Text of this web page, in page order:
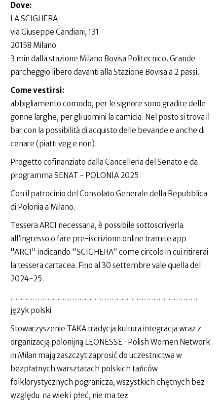
Dove:
LA SCIGHERA
via Giuseppe Candiani, 131
20158 Milano
3 min dalla stazione Milano Bovisa Politecnico. Grande
parcheggio libero davanti alla Stazione Bovisa a 2 passi.
Come vestirsi:
abbigliamento comodo, per le signore sono gradite delle
gonne larghe, per gli uomini la camicia. Nel posto si trova il
bar con la possibilità di acquisto delle bevande e anche di
cenare (piatti veg e non).
Progetto cofinanziato dalla Cancelleria del Senato e da
programma SENAT - POLONIA 2025
Con il patrocinio del Consolato Generale della Repubblica
di Polonia a Milano.
Tessera ARCI necessaria, è possibile sottoscriverla
all’ingresso o fare pre-iscrizione online tramite app
"ARCI" indicando "SCIGHERA" come circolo in cui ritirerai
la tessera cartacea. Fino al 30 settembre vale quella del
2024-25.
………………………………………………………………….
język polski
Stowarzyszenie TAKA tradycja kultura integracja wraz z
organizacją polonijną LEONESSE -Polish Women Network
in Milan mają zaszczyt zaprosić do uczestnictwa w
bezpłatnych warsztatach polskich tańców
folklorystycznych pogranicza, wszystkich chętnych bez
względu na wiek i płeć, nie ma też